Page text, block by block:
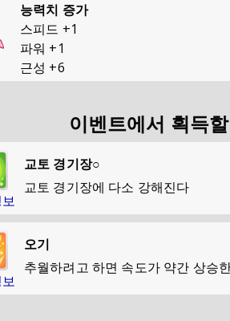
능력치 증가
스피드 +1
파워 +1
근성 +6
이벤트에서 획득
교토 경기장○
교토 경기장에 다소 강해진다
오기
추월하려고 하면 속도가 약간 상승